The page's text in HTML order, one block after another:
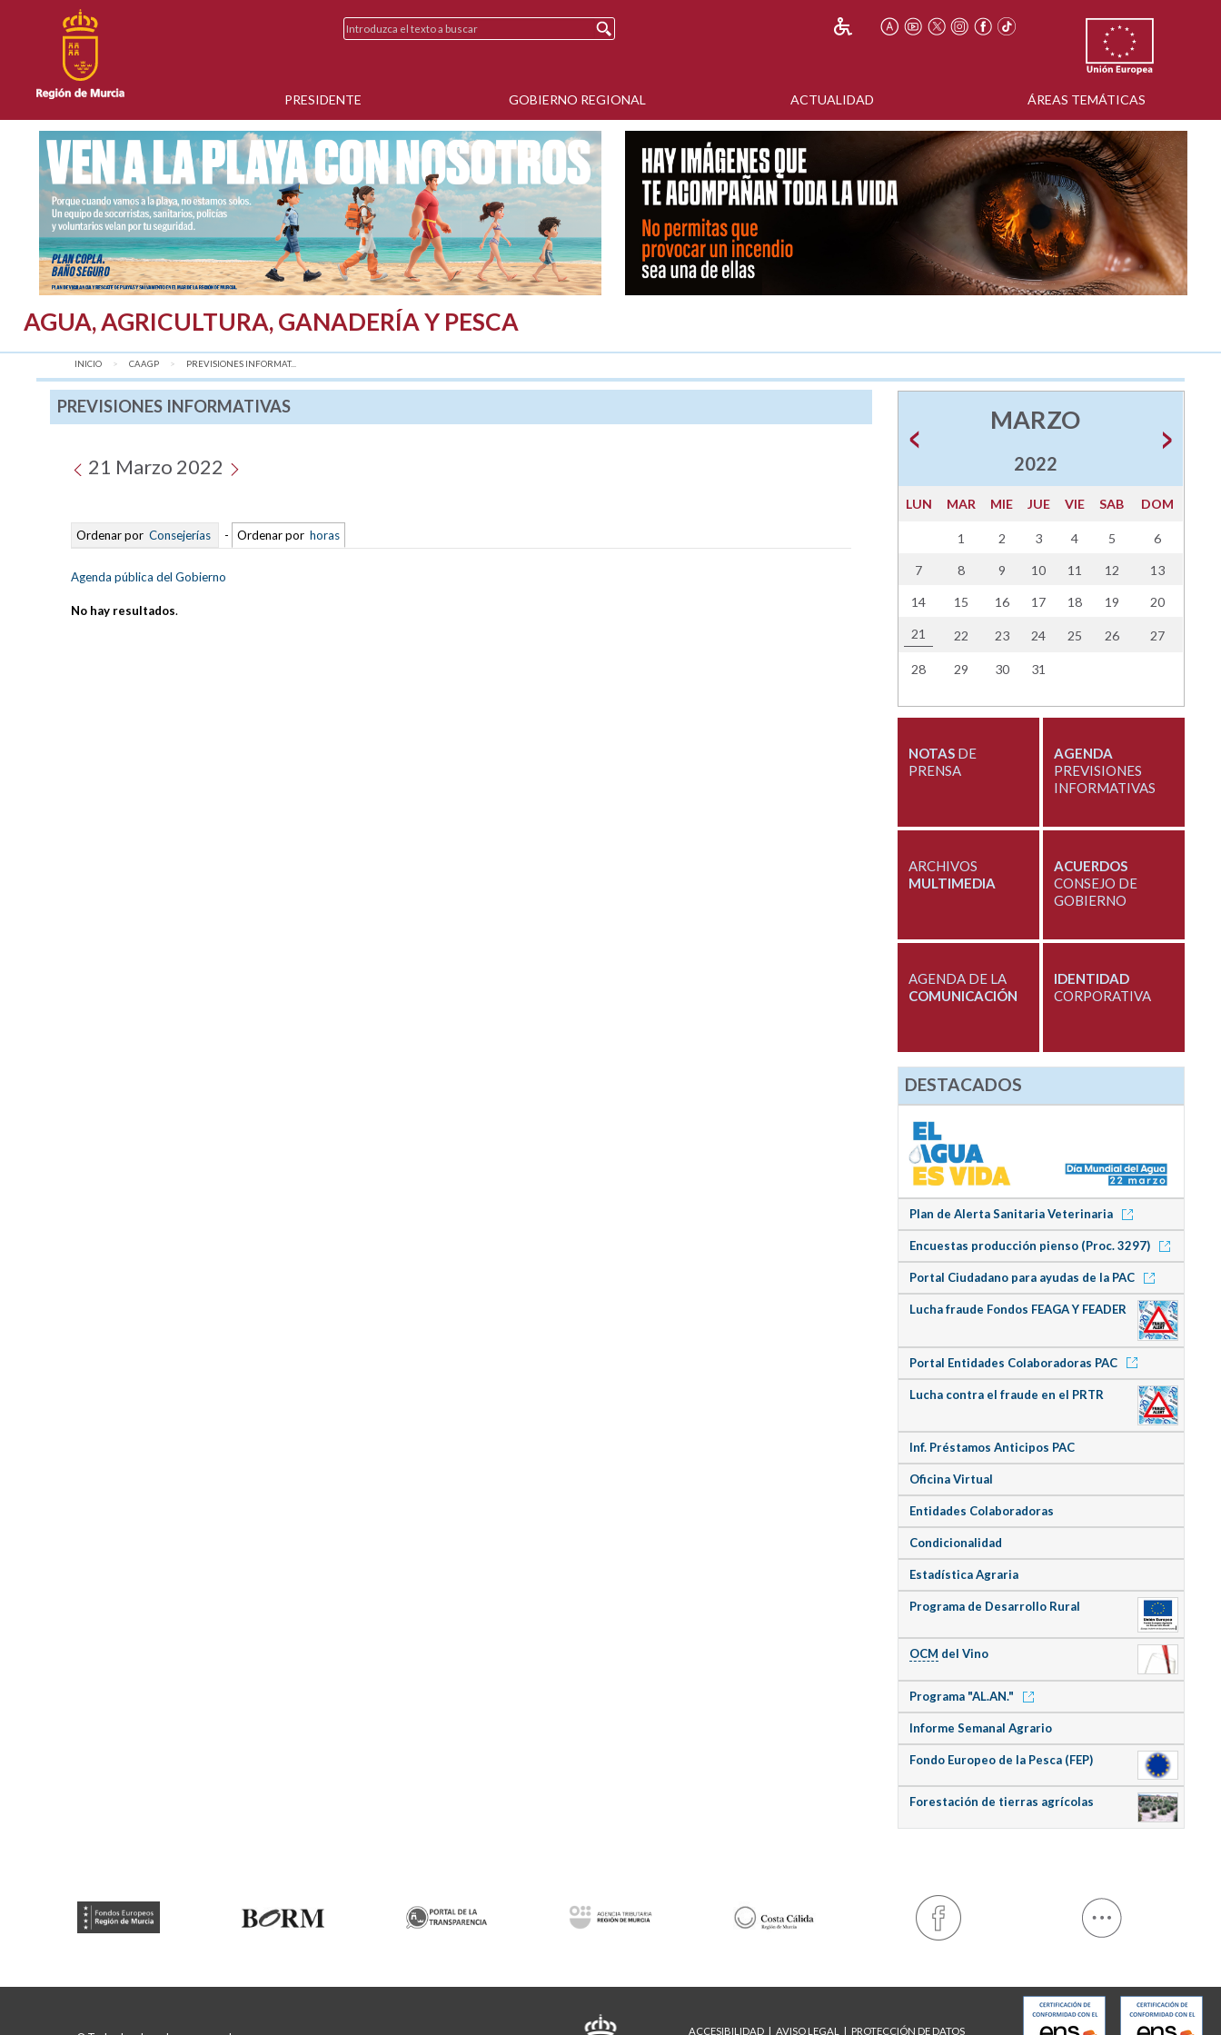
PRESIDENTE GOBIERNO REGIONAL ACTUALIDAD ÁREAS TEMÁTICAS
AGUA, AGRICULTURA, GANADERÍA Y PESCA
INICIO CAAGP AQUÍ:
PREVISIONES INFORMAT...
PREVISIONES INFORMATIVAS
21 Marzo 2022
Ordenar por Consejerías - Ordenar por horas
Agenda pública del Gobierno
No hay resultados.
MARZO
2022
LUN MAR MIE JUE VIE SAB DOM
1 2 3 4 5 6
7 8 9 10 11 12 13
14 15 16 17 18 19 20
21 22 23 24 25 26 27
28 29 30 31
NOTASDE
PRENSA
AGENDA
PREVISIONES
INFORMATIVAS
ARCHIVOS
MULTIMEDIA
ACUERDOS
CONSEJO DE
GOBIERNO
AGENDA DE LA
COMUNICACIÓN
IDENTIDAD
CORPORATIVA
DESTACADOS
Plan de Alerta Sanitaria Veterinaria
Encuestas producción pienso (Proc. 3297)
Portal Ciudadano para ayudas de la PAC
Lucha fraude Fondos FEAGA Y FEADER
Portal Entidades Colaboradoras PAC
Lucha contra el fraude en el PRTR
Inf. Préstamos Anticipos PAC
Oficina Virtual
Entidades Colaboradoras
Condicionalidad
Estadística Agraria
Programa de Desarrollo Rural
OCM del Vino
Programa "AL.AN."
Informe Semanal Agrario
Fondo Europeo de la Pesca (FEP)
Forestación de tierras agrícolas
ACCESIBILIDAD AVISO LEGAL PROTECCIÓN DE DATOS